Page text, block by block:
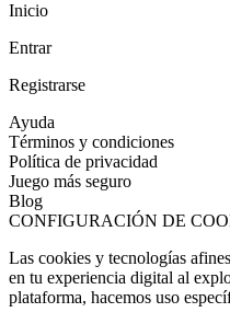
Inicio
Entrar
Registrarse
Ayuda
Términos y condiciones
Política de privacidad
Juego más seguro
Blog
CONFIGURACIÓN DE
Las cookies y tecnologías
en tu experiencia digital al
plataforma, hacemos uso